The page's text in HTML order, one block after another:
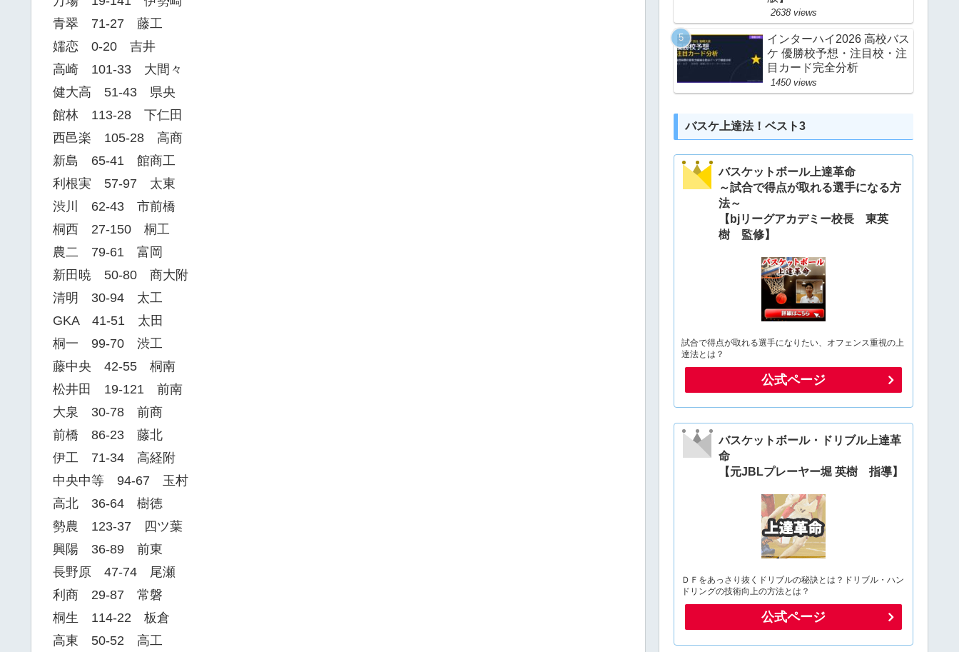
青翠 71-27 藤工
嬬恋 0-20 吉井
高崎 101-33 大間々
健大高 51-43 県央
館林 113-28 下仁田
西邑楽 105-28 高商
新島 65-41 館商工
利根実 57-97 太東
渋川 62-43 市前橋
桐西 27-150 桐工
農二 79-61 富岡
新田暁 50-80 商大附
清明 30-94 太工
GKA 41-51 太田
桐一 99-70 渋工
藤中央 42-55 桐南
松井田 19-121 前南
大泉 30-78 前商
前橋 86-23 藤北
伊工 71-34 高経附
中央中等 94-67 玉村
高北 36-64 樹徳
勢農 123-37 四ツ葉
興陽 36-89 前東
長野原 47-74 尾瀬
利商 29-87 常磐
桐生 114-22 板倉
高東 50-52 高工
2638 views
インターハイ2026 高校バス
ケ 優勝校予想・注目校・注
目カード完全分析
1450 views
バスケ上達法！ベスト3
バスケットボール上達革命
～試合で得点が取れる選手になる方
法～
【bjリーグアカデミー校長 東英
樹 監修】
試合で得点が取れる選手になりたい、オフェンス重視の上
達法とは？
公式ページ
バスケットボール・ドリブル上達革
命
【元JBLプレーヤー堀 英樹 指導】
ＤＦをあっさり抜くドリブルの秘訣とは？ドリブル・ハン
ドリングの技術向上の方法とは？
公式ページ